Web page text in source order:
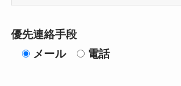
優先連絡手段
メール
電話